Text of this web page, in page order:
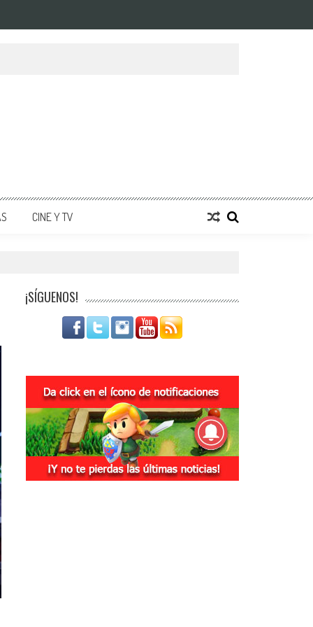
CINE Y TV
¡SÍGUENOS!